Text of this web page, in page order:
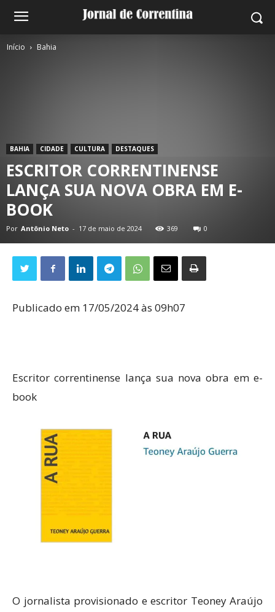
Início Bahia
BAHIA CIDADE CULTURA DESTAQUES
ESCRITOR CORRENTINENSE
LANÇA SUA NOVA OBRA EM E-
BOOK
Por Antônio Neto - 17 de maio de 2024 369 0
Publicado em 17/05/2024 às 09h07
Escritor correntinense lança sua nova obra em e-
book
O jornalista provisionado e escritor Teoney Araújo